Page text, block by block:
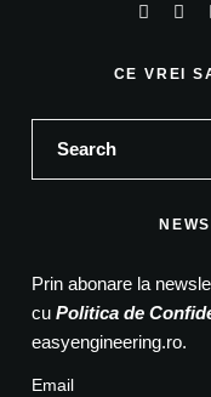
CE VREI
Prin abonare la
cu Politica de
easyengineering.ro.
Email